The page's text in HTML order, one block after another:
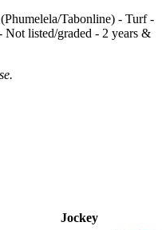
Tabonline) - Turf -
Not listed/graded - 2 years &
Jockey